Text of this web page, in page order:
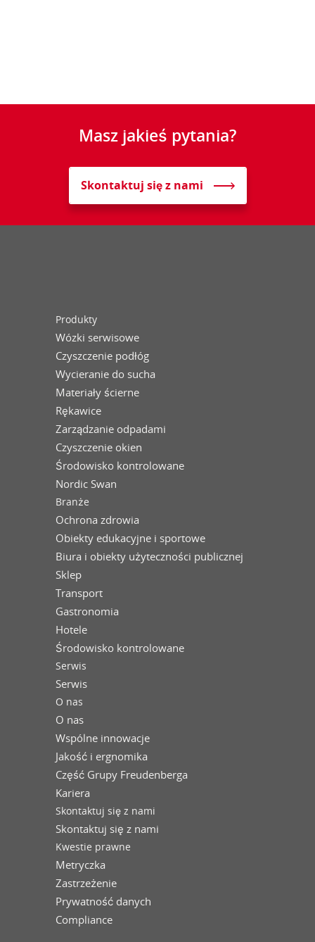
Masz jakieś pytania?
Skontaktuj się z nami
Produkty
Wózki serwisowe
Czyszczenie podłóg
Wycieranie do sucha
Materiały ścierne
Rękawice
Zarządzanie odpadami
Czyszczenie okien
Środowisko kontrolowane
Nordic Swan
Branże
Ochrona zdrowia
Obiekty edukacyjne i sportowe
Biura i obiekty użyteczności publicznej
Sklep
Transport
Gastronomia
Hotele
Środowisko kontrolowane
Serwis
Serwis
O nas
O nas
Wspólne innowacje
Jakość i ergnomika
Część Grupy Freudenberga
Kariera
Skontaktuj się z nami
Skontaktuj się z nami
Kwestie prawne
Metryczka
Zastrzeżenie
Prywatność danych
Compliance